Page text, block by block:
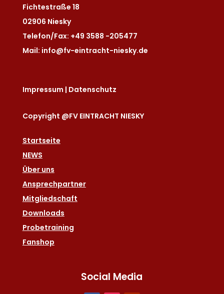
Fichtestraße 18
02906 Niesky
Telefon/Fax: +49 3588 -205477
Mail: info@fv-eintracht-niesky.de
Impressum | Datenschutz
Copyright @FV EINTRACHT NIESKY
Startseite
NEWS
Über uns
Ansprechpartner
Mitgliedschaft
Downloads
Probetraining
Fanshop
Social Media